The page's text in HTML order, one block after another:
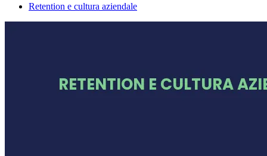
Retention e cultura aziendale